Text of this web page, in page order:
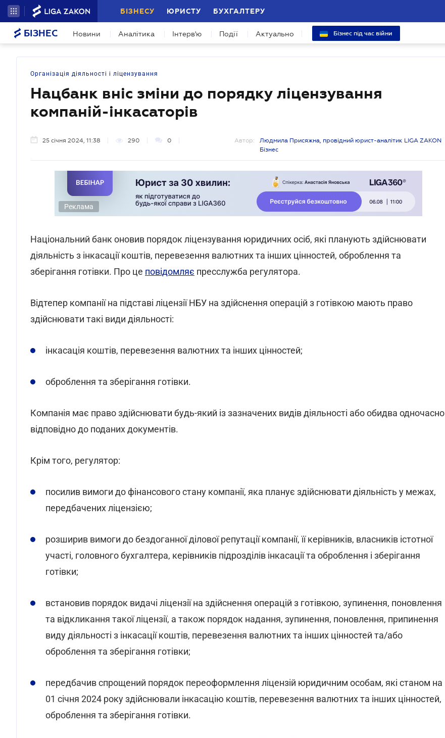
БІЗНЕСУ ЮРИСТУ БУХГАЛТЕРУ
БІЗНЕС Новини Аналітика Інтерв'ю Події Актуально Бізнес під час війни
Організація діяльності і ліцензування
Нацбанк вніс зміни до порядку ліцензування
компаній-інкасаторів
25 січня 2024, 11:38 290 0 Автор:
Людмила Присяжна, провідний юрист-аналітик LIGA ZAKON
Бізнес
Реклама
Національний банк оновив порядок ліцензування юридичних осіб, які планують здійснювати
діяльність з інкасації коштів, перевезення валютних та інших цінностей, оброблення та
зберігання готівки. Про це повідомляє пресслужба регулятора.
Відтепер компанії на підставі ліцензії НБУ на здійснення операцій з готівкою мають право
здійснювати такі види діяльності:
інкасація коштів, перевезення валютних та інших цінностей;
оброблення та зберігання готівки.
Компанія має право здійснювати будь-який із зазначених видів діяльності або обидва одночасно
відповідно до поданих документів.
Крім того, регулятор:
посилив вимоги до фінансового стану компанії, яка планує здійснювати діяльність у межах,
передбачених ліцензією;
розширив вимоги до бездоганної ділової репутації компанії, її керівників, власників істотної
участі, головного бухгалтера, керівників підрозділів інкасації та оброблення і зберігання
готівки;
встановив порядок видачі ліцензії на здійснення операцій з готівкою, зупинення, поновлення
та відкликання такої ліцензії, а також порядок надання, зупинення, поновлення, припинення
виду діяльності з інкасації коштів, перевезення валютних та інших цінностей та/або
оброблення та зберігання готівки;
передбачив спрощений порядок переоформлення ліцензій юридичним особам, які станом на
01 січня 2024 року здійснювали інкасацію коштів, перевезення валютних та інших цінностей,
оброблення та зберігання готівки.